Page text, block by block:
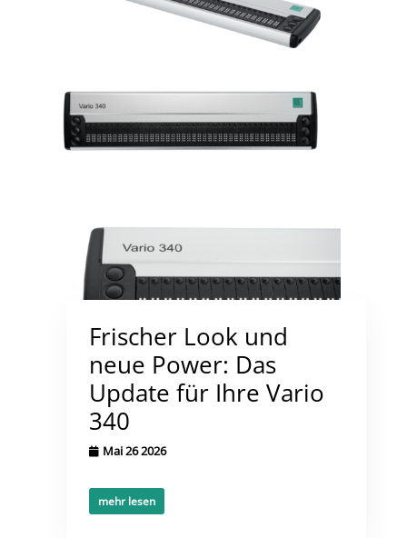
Frischer Look und
neue Power: Das
Update für Ihre Vario
340
Mai 26 2026
mehr lesen